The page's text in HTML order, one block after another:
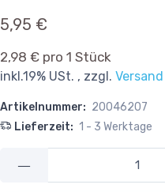
5,95 €
2,98 € pro 1 Stück
inkl.19% USt. , zzgl. Versand
Artikelnummer: 20046207
Lieferzeit: 1 - 3 Werktage
—